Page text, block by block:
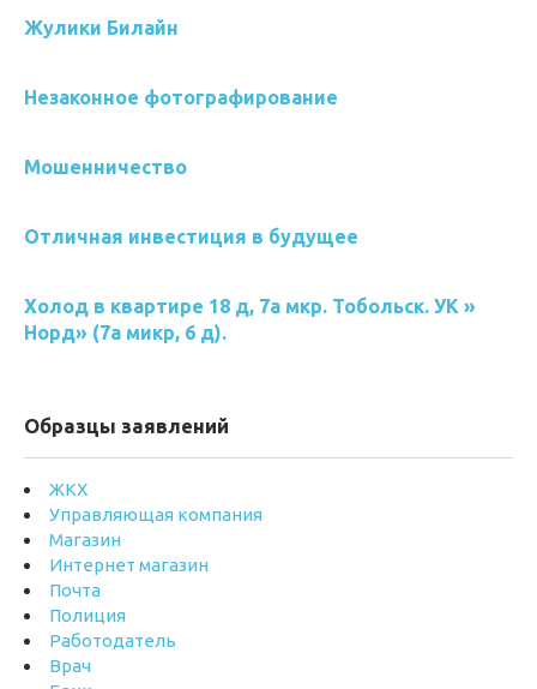
Жулики Билайн
Незаконное фотографирование
Мошенничество
Отличная инвестиция в будущее
Холод в квартире 18 д, 7а мкр. Тобольск. УК »
Норд» (7а микр, 6 д).
Образцы заявлений
ЖКХ
Управляющая компания
Магазин
Интернет магазин
Почта
Полиция
Работодатель
Врач